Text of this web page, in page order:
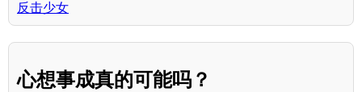
反击少女
心想事成真的可能吗？